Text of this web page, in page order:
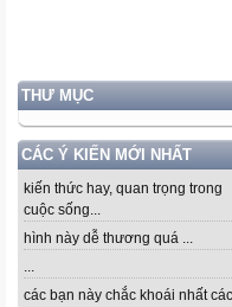
THƯ MỤC
CÁC Ý KIẾN MỚI NHẤT
kiến thức hay, quan trọng trong
cuộc sống...
hình này dễ thương quá ...
...
các bạn này chắc khoái nhất các